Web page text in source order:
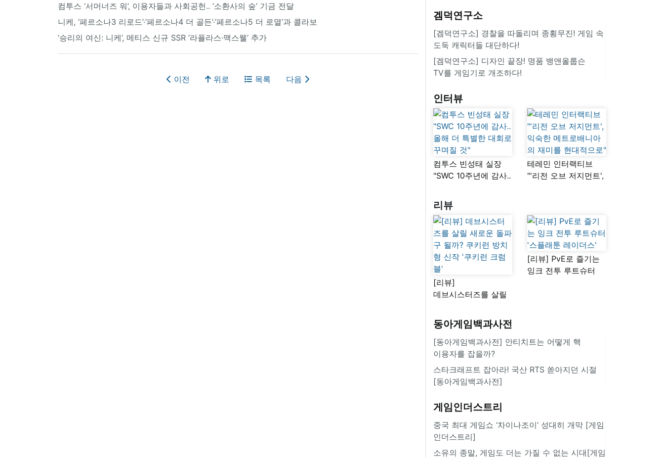
컴투스 ‘서머너즈 워’, 이용자들과 사회공헌.. ‘소환사의 숲’ 기금 전달
니케, ‘페르소나3 리로드’·’페르소나4 더 골든’·’페르소나5 더 로열’과 콜라보
‘승리의 여신: 니케’, 메티스 신규 SSR ‘라플라스·맥스웰’ 추가
이전 위로 목록 다음
겜덕연구소
[겜덕연구소] 경찰을 따돌리며 종횡무진! 게임 속
도둑 캐릭터들 대단하다!
[겜덕연구소] 디자인 끝장! 명품 뱅앤올룹슨
TV를 게임기로 개조하다!
인터뷰
컴투스 빈성태 실장
"SWC 10주년에 감사..
꾸며질 것"
테레민 인터랙티브
"'리전 오브 저지먼트',
리뷰
[리뷰]
데브시스터즈를 살릴
쿠키런 방치형 신작
'쿠키런 크럼블'
[리뷰] PvE로 즐기는
잉크 전투 루트슈터
동아게임백과사전
[동아게임백과사전] 안티치트는 어떻게 핵
이용자를 잡을까?
스타크래프트 잡아라! 국산 RTS 쏟아지던 시절
[동아게임백과사전]
게임인더스트리
중국 최대 게임쇼 ‘차이나조이’ 성대히 개막 [게임
인더스트리]
소유의 종말, 게임도 더는 가질 수 없는 시대[게임